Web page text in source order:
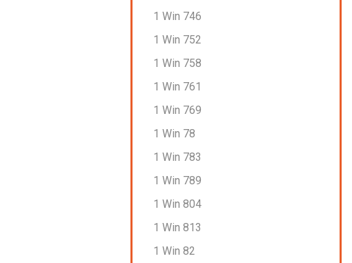
1 Win 746
1 Win 752
1 Win 758
1 Win 761
1 Win 769
1 Win 78
1 Win 783
1 Win 789
1 Win 804
1 Win 813
1 Win 82